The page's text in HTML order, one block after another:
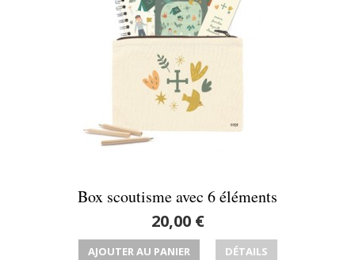
Box scoutisme avec 6 éléments
20,00 €
AJOUTER AU PANIER DÉTAILS